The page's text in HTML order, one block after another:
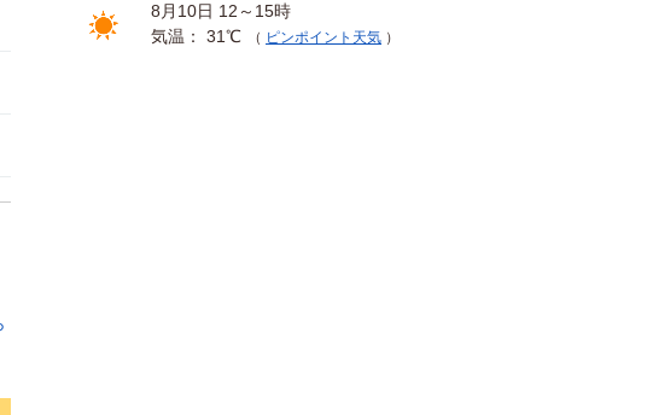
8月10日 12～15時
気温： 31℃
（ ピンポイント天気 ）